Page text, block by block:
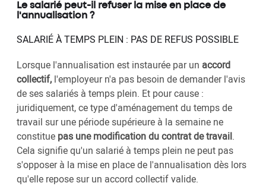
Le salarié peut-il refuser la mise en place de
l'annualisation ?
SALARIÉ À TEMPS PLEIN : PAS DE REFUS POSSIBLE
Lorsque l'annualisation est instaurée par un accord
collectif, l'employeur n'a pas besoin de demander l'avis
de ses salariés à temps plein. Et pour cause :
juridiquement, ce type d'aménagement du temps de
travail sur une période supérieure à la semaine ne
constitue pas une modification du contrat de travail.
Cela signifie qu'un salarié à temps plein ne peut pas
s'opposer à la mise en place de l'annualisation dès lors
qu'elle repose sur un accord collectif valide.